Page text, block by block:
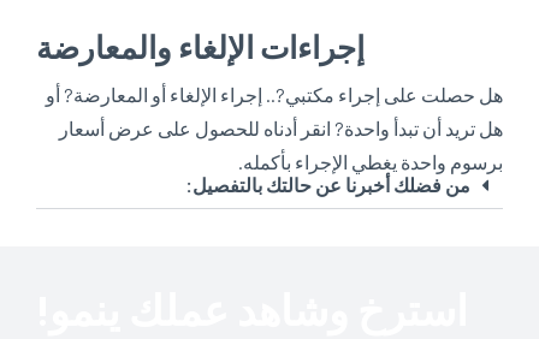
إجراءات الإلغاء والمعارضة
هل حصلت على إجراء مكتبي?.. إجراء الإلغاء أو المعارضة? أو
هل تريد أن تبدأ واحدة? انقر أدناه للحصول على عرض أسعار
برسوم واحدة يغطي الإجراء بأكمله.
من فضلك أخبرنا عن حالتك بالتفصيل: